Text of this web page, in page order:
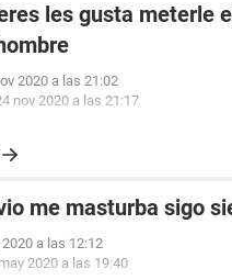
les gusta meterle
2020 a las 21:02
nov 2020 a las 21:17
me masturba sigo
a las 12:12
2020 a las 19:40